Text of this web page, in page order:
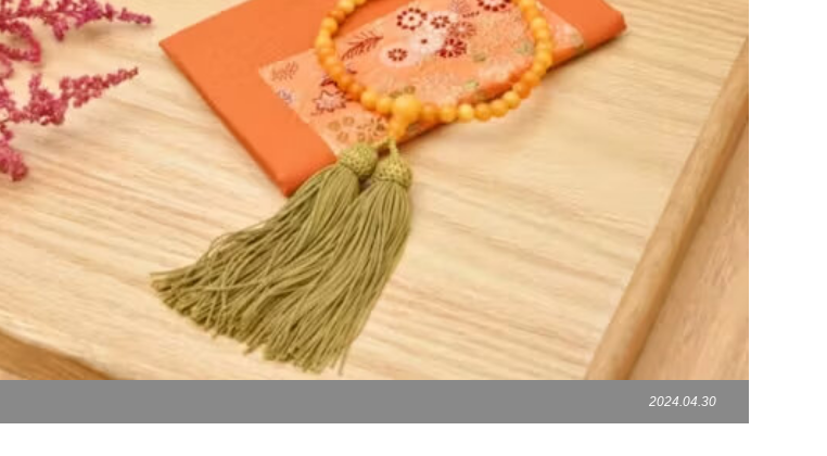
2024.04.30